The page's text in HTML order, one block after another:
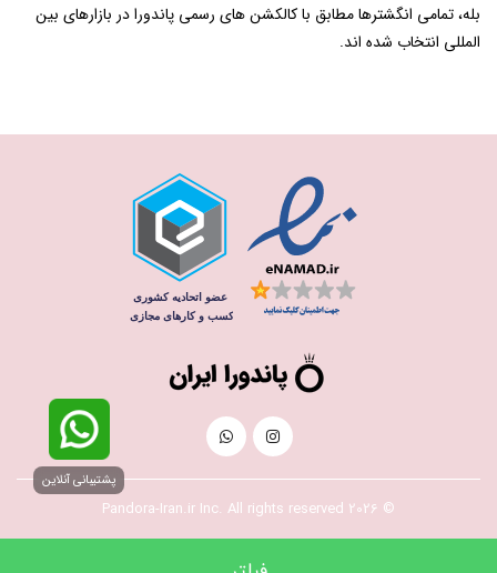
بله، تمامی انگشترها مطابق با کالکشن ‌های رسمی پاندورا در بازارهای بین
‌المللی انتخاب شده‌ اند.
© 2026 Pandora-Iran.ir Inc. All rights reserved
پشتیبانی آنلاین